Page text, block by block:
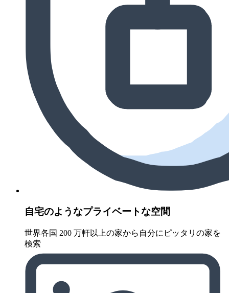
自宅のようなプライベートな空間
世界各国 200 万軒以上の家から自分にピッタリの家を
検索